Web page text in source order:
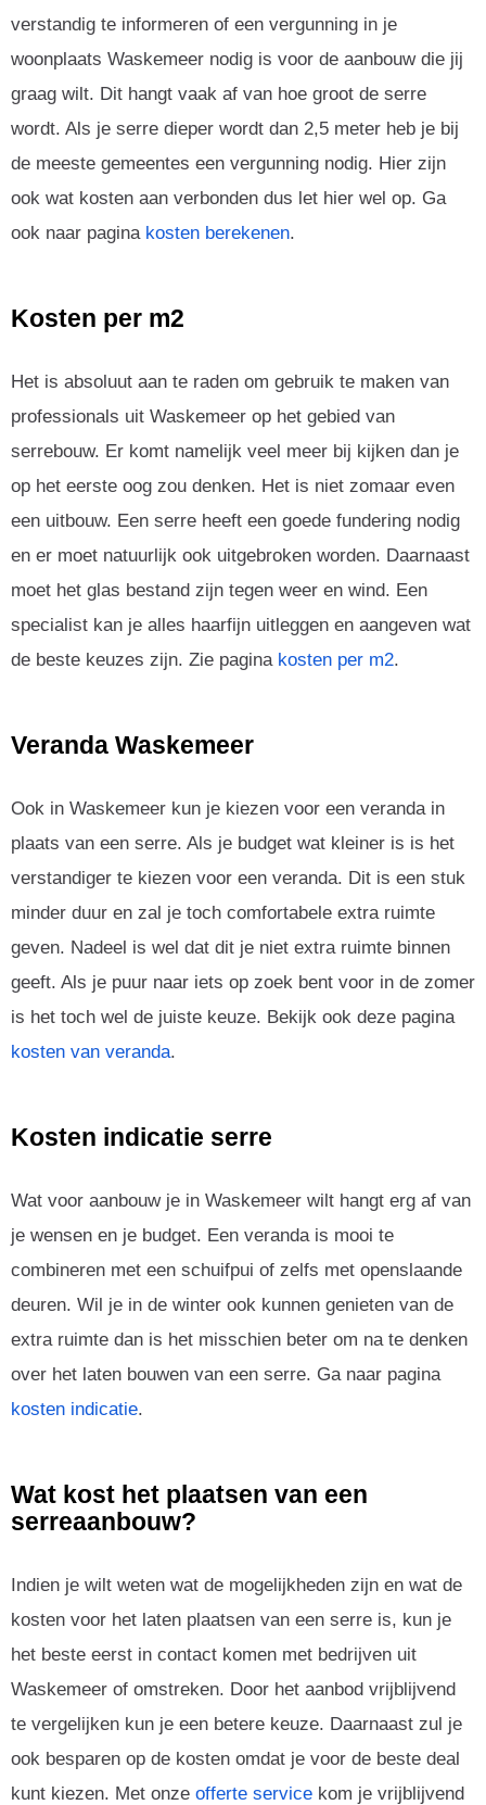
verstandig te informeren of een vergunning in je
woonplaats Waskemeer nodig is voor de aanbouw die jij
graag wilt. Dit hangt vaak af van hoe groot de serre
wordt. Als je serre dieper wordt dan 2,5 meter heb je bij
de meeste gemeentes een vergunning nodig. Hier zijn
ook wat kosten aan verbonden dus let hier wel op. Ga
ook naar pagina kosten berekenen.
Kosten per m2
Het is absoluut aan te raden om gebruik te maken van
professionals uit Waskemeer op het gebied van
serrebouw. Er komt namelijk veel meer bij kijken dan je
op het eerste oog zou denken. Het is niet zomaar even
een uitbouw. Een serre heeft een goede fundering nodig
en er moet natuurlijk ook uitgebroken worden. Daarnaast
moet het glas bestand zijn tegen weer en wind. Een
specialist kan je alles haarfijn uitleggen en aangeven wat
de beste keuzes zijn. Zie pagina kosten per m2.
Veranda Waskemeer
Ook in Waskemeer kun je kiezen voor een veranda in
plaats van een serre. Als je budget wat kleiner is is het
verstandiger te kiezen voor een veranda. Dit is een stuk
minder duur en zal je toch comfortabele extra ruimte
geven. Nadeel is wel dat dit je niet extra ruimte binnen
geeft. Als je puur naar iets op zoek bent voor in de zomer
is het toch wel de juiste keuze. Bekijk ook deze pagina
kosten van veranda.
Kosten indicatie serre
Wat voor aanbouw je in Waskemeer wilt hangt erg af van
je wensen en je budget. Een veranda is mooi te
combineren met een schuifpui of zelfs met openslaande
deuren. Wil je in de winter ook kunnen genieten van de
extra ruimte dan is het misschien beter om na te denken
over het laten bouwen van een serre. Ga naar pagina
kosten indicatie.
Wat kost het plaatsen van een
serreaanbouw?
Indien je wilt weten wat de mogelijkheden zijn en wat de
kosten voor het laten plaatsen van een serre is, kun je
het beste eerst in contact komen met bedrijven uit
Waskemeer of omstreken. Door het aanbod vrijblijvend
te vergelijken kun je een betere keuze. Daarnaast zul je
ook besparen op de kosten omdat je voor de beste deal
kunt kiezen. Met onze offerte service kom je vrijblijvend